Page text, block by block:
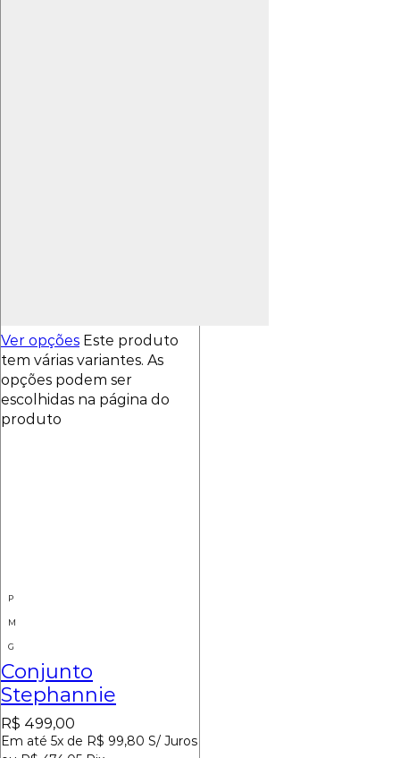
Ver opções Este produto
tem várias variantes. As
opções podem ser
escolhidas na página do
produto
P
M
G
Conjunto
Stephannie
R$ 499,00
Em até 5x de R$ 99,80 S/ Juros